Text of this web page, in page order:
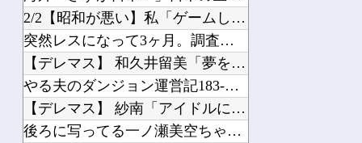
2/2【昭和が悪い】私「ゲームしてないでカニクリームコロッケ揚げるの手伝ってよ」...
突然レスになって3ヶ月。調査したら、真っ黒だった。もし嫁が目を覚ますならと、少し...
【デレマス】 和久井留美「夢を作って、いつか遊んで」
やる夫のダンジョン運営記183-雑談所ネタ118 懺悔小ネタ「創刻のファイアホイ...
【デレマス】 紗南「アイドルに似合うポケモン？」
後ろに写ってる一ノ瀬美空ちゃんがヤバすぎるｗ【乃木坂46】